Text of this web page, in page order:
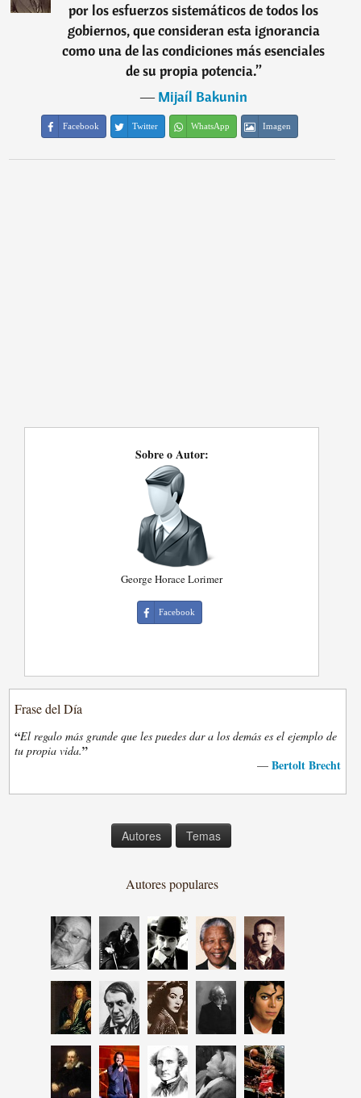
por los esfuerzos sistemáticos de todos los
gobiernos, que consideran esta ignorancia
como una de las condiciones más esenciales
de su propia potencia.”
―Mijaíl Bakunin
Facebook Twitter WhatsApp Imagen
Sobre o Autor:
George Horace Lorimer
Facebook
Frase del Día
“El regalo más grande que les puedes dar a los demás es el ejemplo de
tu propia vida.”
— Bertolt Brecht
Autores Temas
Autores populares